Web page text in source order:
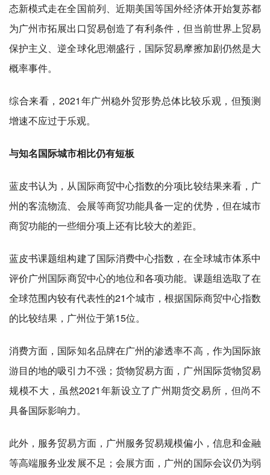
态新模式走在全国前列、近期美国等国外经济体开始复苏都
为广州市拓展出口贸易创造了有利条件，但当前世界上贸易
保护主义、逆全球化思潮盛行， 国际贸易摩擦加剧仍然是大
概率事件。
综合来看，2021年广州稳外贸形势总体比较乐观，但预测
增速不应过于乐观。
与知名国际城市相比仍有短板
蓝皮书认为，从国际商贸中心指数的分项比较结果来看，广
州的客流物流、会展等商贸功能具备一定的优势，但在城市
商贸功能的一些细分项上还有比较大的差距。
蓝皮书课题组构建了国际消费中心指数，在全球城市体系中
评价广州国际商贸中心的地位和各项功能。课题组选取了在
全球范围内较有代表性的21个城市，根据国际商贸中心指数
的比较结果，广州位于第15位。
消费方面， 国际知名品牌在广州的渗透率不高，作为国际旅
游目的地的吸引力不强；货物贸易方面，广州国际货物贸易
规模不大，虽然2021年新设立了广州期货交易所，但尚不
具备国际影响力。
此外，服务贸易方面，广州服务贸易规模偏小，信息和金融
等高端服务业发展不足；会展方面，广州的国际会议仍为弱